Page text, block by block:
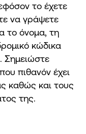
το έχετε
να γράψετε
το όνομα, τη
κώδικα
Σημειώστε
πιθανόν έχει
καθώς και τους
της.